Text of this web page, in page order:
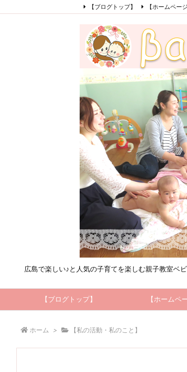
広島で楽しい♪と人気の子育てを楽しむ親子教室ベ
【ブログトップ】 【ホームペ
【ブログトップ】 【ホームページ
ホーム > 【私の活動・私のこと】